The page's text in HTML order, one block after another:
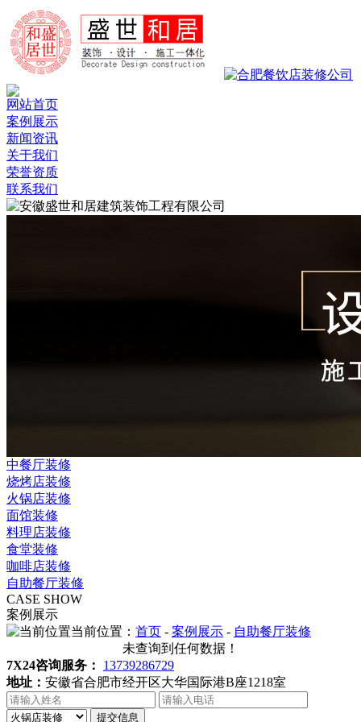
网站首页
案例展示
新闻资讯
关于我们
荣誉资质
联系我们
中餐厅装修
烧烤店装修
火锅店装修
面馆装修
料理店装修
食堂装修
咖啡店装修
自助餐厅装修
CASE SHOW
案例展示
当前位置： 首页 - 案例展示 - 自助餐厅装修
未查询到任何数据！
7X24咨询服务：
13739286729
地址： 安徽省合肥市经开区大华国际港B座1218室
提交信息